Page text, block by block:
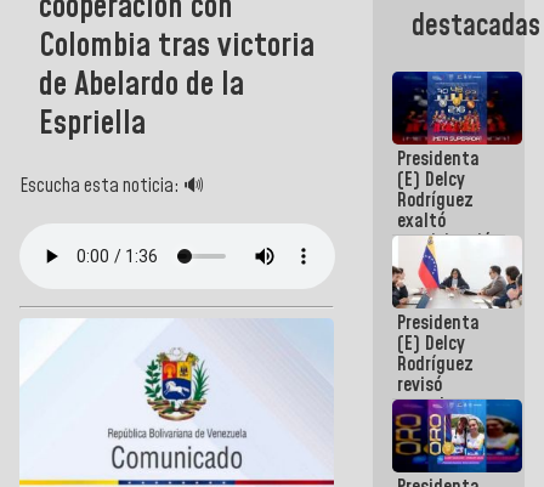
Colombia tras victoria
de Abelardo de la
Espriella
Escucha esta noticia: 🔊
destacadas
Presidenta
(E) Delcy
Rodríguez
exaltó
participación
de
Venezuela
en Juegos
Centroamericanos
y del Caribe
2026
Presidenta
(E) Delcy
Rodríguez
revisó
agenda
económica y
ejecución de
fondos de